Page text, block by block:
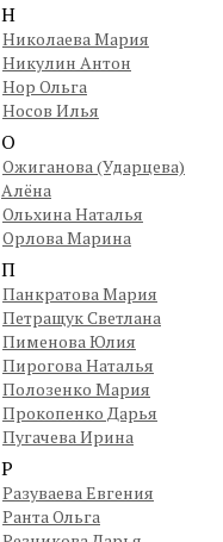
Н
Николаева Мария
Никулин Антон
Нор Ольга
Носов Илья
О
Ожиганова (Ударцева)
Алёна
Ольхина Наталья
Орлова Марина
П
Панкратова Мария
Петращук Светлана
Пименова Юлия
Пирогова Наталья
Полозенко Мария
Прокопенко Дарья
Пугачева Ирина
Р
Разуваева Евгения
Ранта Ольга